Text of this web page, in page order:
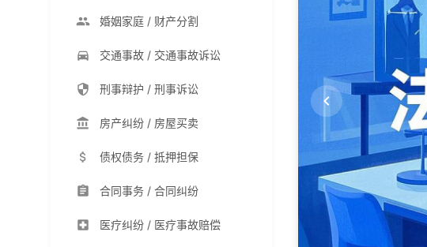
婚姻家庭 / 财产分割
交通事故 / 交通事故诉讼
刑事辩护 / 刑事诉讼
房产纠纷 / 房屋买卖
债权债务 / 抵押担保
合同事务 / 合同纠纷
医疗纠纷 / 医疗事故赔偿